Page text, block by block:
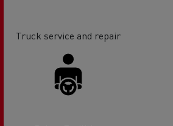
Truck service and repair